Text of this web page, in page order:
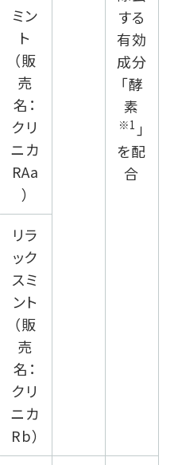
する
有効
成分
「酵
素
※1 」
を配
合
ミン
ト
（販
売
名：
クリ
ニカ
RAa
）
リラ
ック
スミ
ント
（販
売
名：
クリ
ニカ
Rb）